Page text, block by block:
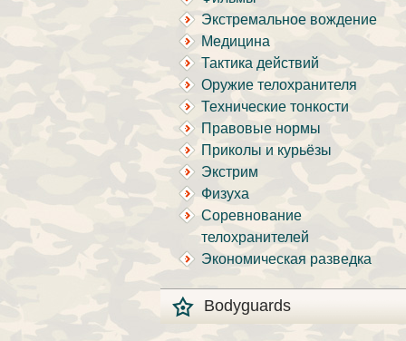
Экстремальное вождение
Медицина
Тактика действий
Оружие телохранителя
Технические тонкости
Правовые нормы
Приколы и курьёзы
Экстрим
Физуха
Соревнование
телохранителей
Экономическая разведка
Bodyguards